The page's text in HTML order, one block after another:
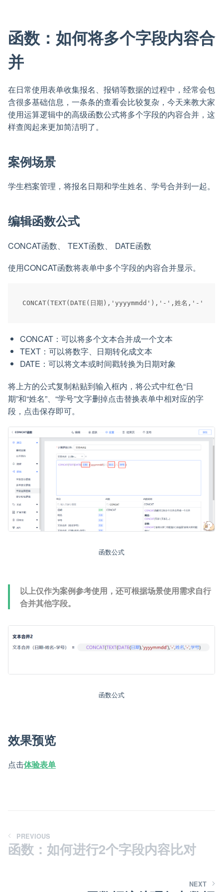
函数：如何将多个字段内容合
并
在日常使用表单收集报名、报销等数据的过程中，经常会包
含很多基础信息，一条条的查看会比较复杂，今天来教大家
使用运算逻辑中的高级函数公式将多个字段的内容合并，这
样查阅起来更加简洁明了。
案例场景
学生档案管理，将报名日期和学生姓名、学号合并到一起。
编辑函数公式
CONCAT函数、 TEXT函数、 DATE函数
使用CONCAT函数将表单中多个字段的内容合并显示。
CONCAT：可以将多个文本合并成一个文本
TEXT：可以将数字、日期转化成文本
DATE：可以将文本或时间戳转换为日期对象
将上方的公式复制粘贴到输入框内，将公式中红色“日
期”和“姓名”、“学号”文字删掉点击替换表单中相对应的字
段，点击保存即可。
函数公式
以上仅作为案例参考使用，还可根据场景使用需求自行
合并其他字段。
函数公式
效果预览
点击体验表单
PREVIOUS
函数：如何进行2个字段内容比对
NEXT